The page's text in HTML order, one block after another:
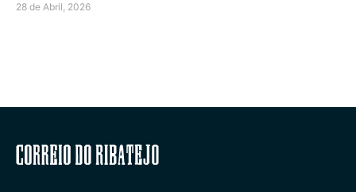
28 de Abril, 2026
Correio do Ribatejo